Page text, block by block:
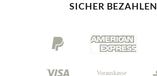
SICHER BEZAHLEN